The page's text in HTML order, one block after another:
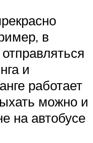
в
и
работает
можно и
на автобусе